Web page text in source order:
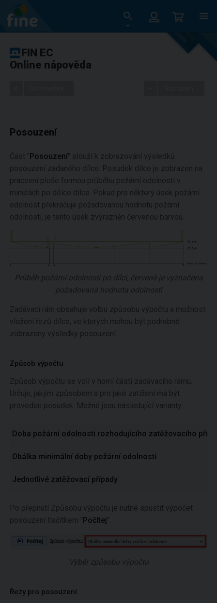
FIN EC
Online nápověda
Posouzení
Část "Posouzení" slouží k zobrazování výsledků
posouzení zadaného dílce. Posudek dílce je zobrazen na
pracovní ploše formou průběhu požární odolnosti v
minutách po délce dílce. Pokud pro některý úsek požární
odolnost překračuje požadovanou hodnotu požární
odolnosti, je tento úsek zvýrazněn červenou barvou.
Průběh požární odolnosti po dílci, červeně je vyznačena
požadovaná hodnota odolnosti
Zadávací rám obsahuje volbu způsobu výpočtu a možnost
vložení řezů dílce, ve kterých mohou být podrobně
zobrazeny výsledky posouzení.
Způsob výpočtu
Způsob výpočtu se volí v horní části zadávacího rámu.
Určuje, jakým způsobem a pro jaké zatížení má být
proveden posudek. Možné jsou následující varianty:
Doba požární odolnosti rozhodujícího zatěžovacího
Obálka minimální doby požární odolnosti
Jednotlivé zatěžovací případy
Po přepnutí Způsobu výpočtu je nutné spustit výpočet
posouzení tlačítkem " Počítej".
Výběr způsobu výpočtu
Řezy pro posouzení